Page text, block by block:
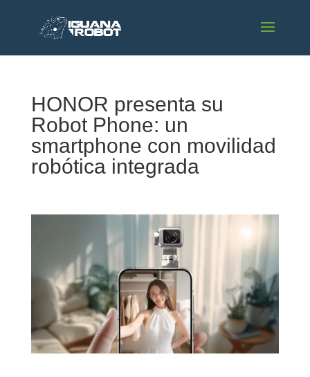
HONOR presenta su
Robot Phone: un
smartphone con movilidad
robótica integrada